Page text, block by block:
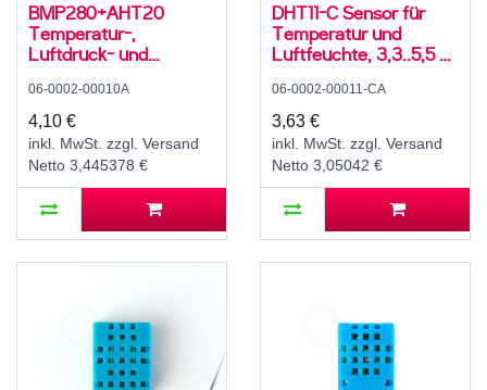
BMP280+AHT20
Temperatur-,
Luftdruck- und
2,8..5 V, I2C
06-0002-00010A
4,10 €
inkl. MwSt. zzgl. Versand
Netto 3,445378 €
DHT11-C Sensor für
Temperatur und
Luftfeuchte, 3,3..5,5 V,
± 3 °C
06-0002-00011-CA
3,63 €
inkl. MwSt. zzgl. Versand
Netto 3,05042 €